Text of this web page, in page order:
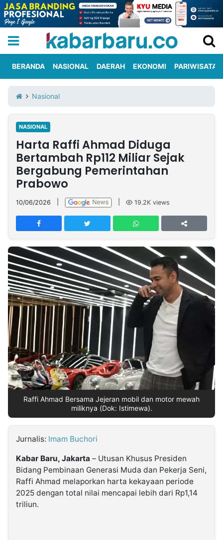
Iklan
Berita
Kami
Nasional
International
Olahraga
Entertainment
Daerah
Pariwisata
Kuliner
Kolom
Network
PT
TREETAN
MULTIMEDIA
INDONESIA
Partner
Insight
NTB
Suara
Time
Lens
IDN
Daily
Jogja
Jalan
Rakyat
Idealita
News
Kita
Notice
Radar
Baru
Seedbacklink
Follow
Kabarbaru
Kabarbaru.co
2026
BERANDA NASIONAL DAERAH EKONOMI PARIWISATA
Nasional
NASIONAL
Harta Raffi Ahmad Diduga
Bertambah Rp112 Miliar Sejak
Bergabung Pemerintahan
Prabowo
10/06/2026 19.2K views
Raffi Ahmad Bersama Jejeran mobil dan motor mewah
miliknya (Dok: Istimewa).
Jurnalis: Imam Buchori
Kabar Baru, Jakarta – Utusan Khusus Presiden
Bidang Pembinaan Generasi Muda dan Pekerja Seni,
Raffi Ahmad melaporkan harta kekayaan periode
2025 dengan total nilai mencapai lebih dari Rp1,14
triliun.